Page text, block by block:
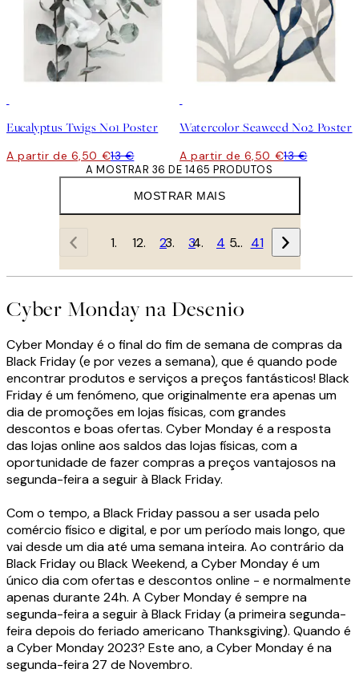
Eucalyptus Twigs No1 Poster
A partir de 6,50 €13 €
Watercolor Seaweed No2 Poster
A partir de 6,50 €13 €
MOSTRAR MAIS
A MOSTRAR 36 DE 1465 PRODUTOS
1 2 3 4 … 41
Cyber Monday na Desenio
Cyber Monday é o final do fim de semana de compras da
Black Friday (e por vezes a semana), que é quando pode
encontrar produtos e serviços a preços fantásticos! Black
Friday é um fenómeno, que originalmente era apenas um
dia de promoções em lojas físicas, com grandes
descontos e boas ofertas. Cyber Monday é a resposta
das lojas online aos saldos das lojas físicas, com a
oportunidade de fazer compras a preços vantajosos na
segunda-feira a seguir à Black Friday.
Com o tempo, a Black Friday passou a ser usada pelo
comércio físico e digital, e por um período mais longo, que
vai desde um dia até uma semana inteira. Ao contrário da
Black Friday ou Black Weekend, a Cyber Monday é um
único dia com ofertas e descontos online - e normalmente
apenas durante 24h. A Cyber Monday é sempre na
segunda-feira a seguir à Black Friday (a primeira segunda-
feira depois do feriado americano Thanksgiving). Quando é
a Cyber Monday 2023? Este ano, a Cyber Monday é na
segunda-feira 27 de Novembro.